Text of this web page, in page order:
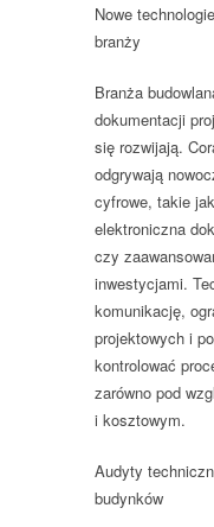
Nowe
branży
Branża
dokumentacji
się rozwijają.
odgrywają
cyfrowe, takie
elektroniczna
czy
inwestycjami.
komunikację,
projektowych i
kontrolować
zarówno pod
i kosztowym.
Audyty
budynków